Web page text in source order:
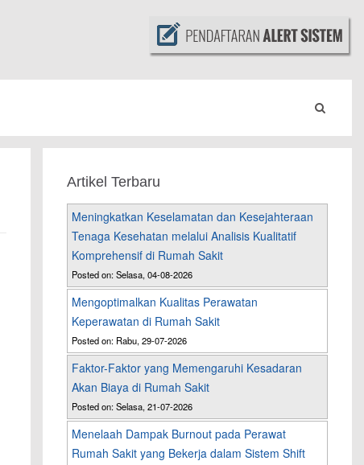
Artikel Terbaru
Meningkatkan Keselamatan dan Kesejahteraan
Tenaga Kesehatan melalui Analisis Kualitatif
Komprehensif di Rumah Sakit
Posted on: Selasa, 04-08-2026
Mengoptimalkan Kualitas Perawatan
Keperawatan di Rumah Sakit
Posted on: Rabu, 29-07-2026
Faktor-Faktor yang Memengaruhi Kesadaran
Akan Biaya di Rumah Sakit
Posted on: Selasa, 21-07-2026
Menelaah Dampak Burnout pada Perawat
Rumah Sakit yang Bekerja dalam Sistem Shift